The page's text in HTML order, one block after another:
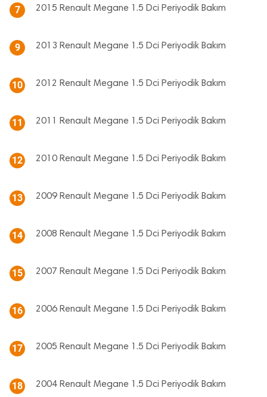
7 2015 Renault Megane 1.5 Dci Periyodik Bakım
9 2013 Renault Megane 1.5 Dci Periyodik Bakım
10 2012 Renault Megane 1.5 Dci Periyodik Bakım
11 2011 Renault Megane 1.5 Dci Periyodik Bakım
12 2010 Renault Megane 1.5 Dci Periyodik Bakım
13 2009 Renault Megane 1.5 Dci Periyodik Bakım
14 2008 Renault Megane 1.5 Dci Periyodik Bakım
15 2007 Renault Megane 1.5 Dci Periyodik Bakım
16 2006 Renault Megane 1.5 Dci Periyodik Bakım
17 2005 Renault Megane 1.5 Dci Periyodik Bakım
18 2004 Renault Megane 1.5 Dci Periyodik Bakım